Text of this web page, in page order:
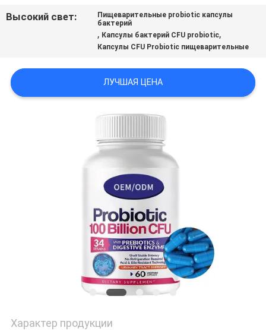
СЛУЧАИ
ЗАПРОС
Высокий свет:
Пищеварительные probiotic капсулы
бактерий
, Капсулы бактерий CFU probiotic,
Капсулы CFU Probiotic пищеварительные
ЛУЧШАЯ ЦЕНА
Характер продукции